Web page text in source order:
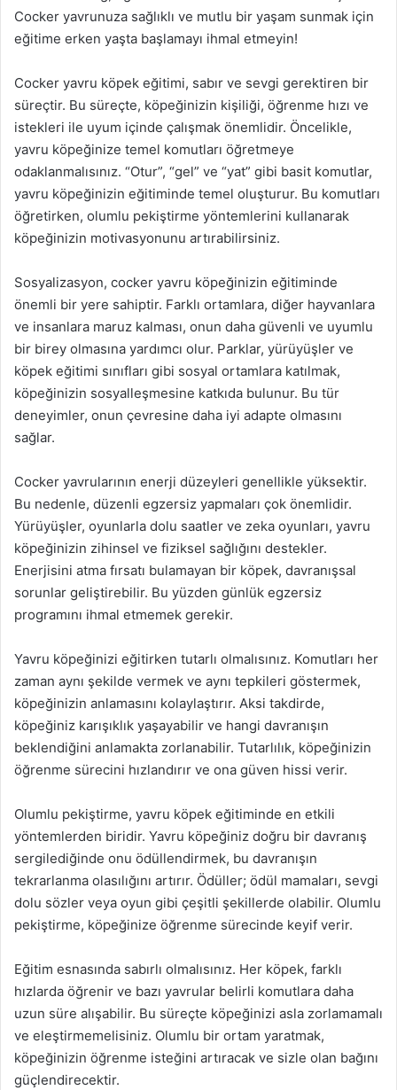
Cocker yavrunuza sağlıklı ve mutlu bir yaşam sunmak için
eğitime erken yaşta başlamayı ihmal etmeyin!
Cocker yavru köpek eğitimi, sabır ve sevgi gerektiren bir
süreçtir. Bu süreçte, köpeğinizin kişiliği, öğrenme hızı ve
istekleri ile uyum içinde çalışmak önemlidir. Öncelikle,
yavru köpeğinize temel komutları öğretmeye
odaklanmalısınız. “Otur”, “gel” ve “yat” gibi basit komutlar,
yavru köpeğinizin eğitiminde temel oluşturur. Bu komutları
öğretirken, olumlu pekiştirme yöntemlerini kullanarak
köpeğinizin motivasyonunu artırabilirsiniz.
Sosyalizasyon, cocker yavru köpeğinizin eğitiminde
önemli bir yere sahiptir. Farklı ortamlara, diğer hayvanlara
ve insanlara maruz kalması, onun daha güvenli ve uyumlu
bir birey olmasına yardımcı olur. Parklar, yürüyüşler ve
köpek eğitimi sınıfları gibi sosyal ortamlara katılmak,
köpeğinizin sosyalleşmesine katkıda bulunur. Bu tür
deneyimler, onun çevresine daha iyi adapte olmasını
sağlar.
Cocker yavrularının enerji düzeyleri genellikle yüksektir.
Bu nedenle, düzenli egzersiz yapmaları çok önemlidir.
Yürüyüşler, oyunlarla dolu saatler ve zeka oyunları, yavru
köpeğinizin zihinsel ve fiziksel sağlığını destekler.
Enerjisini atma fırsatı bulamayan bir köpek, davranışsal
sorunlar geliştirebilir. Bu yüzden günlük egzersiz
programını ihmal etmemek gerekir.
Yavru köpeğinizi eğitirken tutarlı olmalısınız. Komutları her
zaman aynı şekilde vermek ve aynı tepkileri göstermek,
köpeğinizin anlamasını kolaylaştırır. Aksi takdirde,
köpeğiniz karışıklık yaşayabilir ve hangi davranışın
beklendiğini anlamakta zorlanabilir. Tutarlılık, köpeğinizin
öğrenme sürecini hızlandırır ve ona güven hissi verir.
Olumlu pekiştirme, yavru köpek eğitiminde en etkili
yöntemlerden biridir. Yavru köpeğiniz doğru bir davranış
sergilediğinde onu ödüllendirmek, bu davranışın
tekrarlanma olasılığını artırır. Ödüller; ödül mamaları, sevgi
dolu sözler veya oyun gibi çeşitli şekillerde olabilir. Olumlu
pekiştirme, köpeğinize öğrenme sürecinde keyif verir.
Eğitim esnasında sabırlı olmalısınız. Her köpek, farklı
hızlarda öğrenir ve bazı yavrular belirli komutlara daha
uzun süre alışabilir. Bu süreçte köpeğinizi asla zorlamamalı
ve eleştirmemelisiniz. Olumlu bir ortam yaratmak,
köpeğinizin öğrenme isteğini artıracak ve sizle olan bağını
güçlendirecektir.